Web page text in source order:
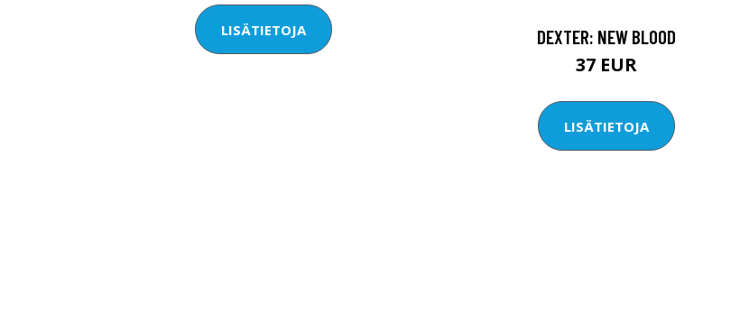
LISÄTIETOJA DEXTER: NEW BLOOD
37 EUR
LISÄTIETOJA